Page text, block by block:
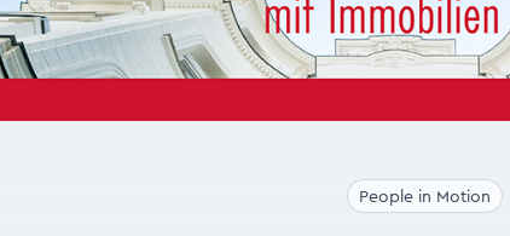
People in Motion